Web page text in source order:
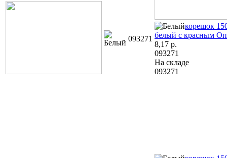
093271
корешок
белый с красным
8,17 р.
093271
На складе
093271